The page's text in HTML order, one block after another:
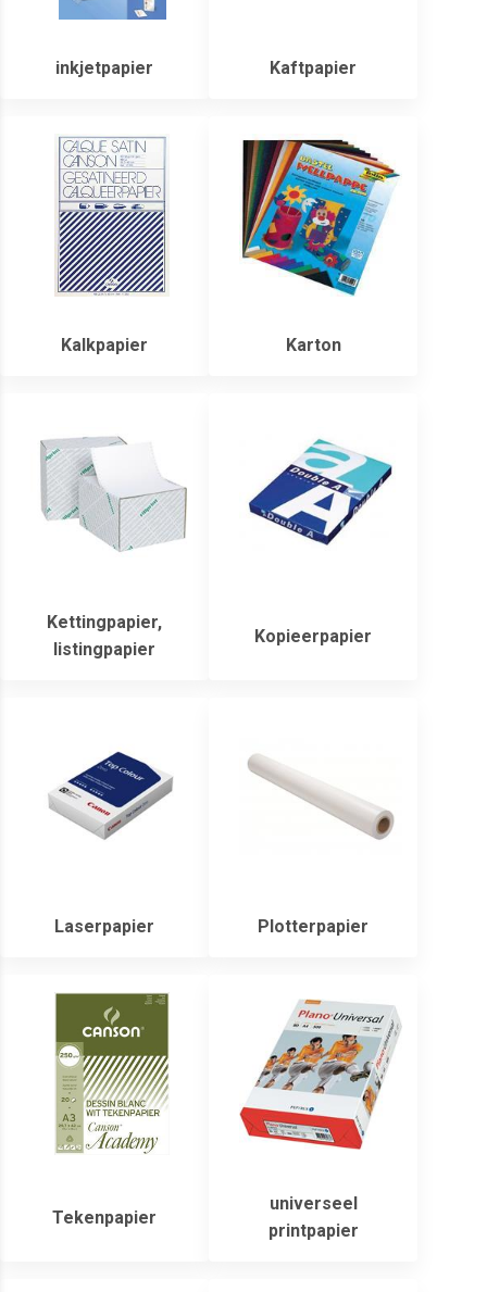
inkjetpapier Kaftpapier
Kalkpapier Karton
Kettingpapier,
listingpapier
Kopieerpapier
Laserpapier Plotterpapier
Tekenpapier
universeel
printpapier